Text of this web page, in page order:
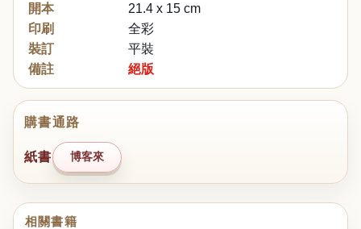
開本
21.4 x 15 cm
印刷
全彩
裝訂
平裝
備註
絕版
購書通路
紙書 博客來
相關書籍